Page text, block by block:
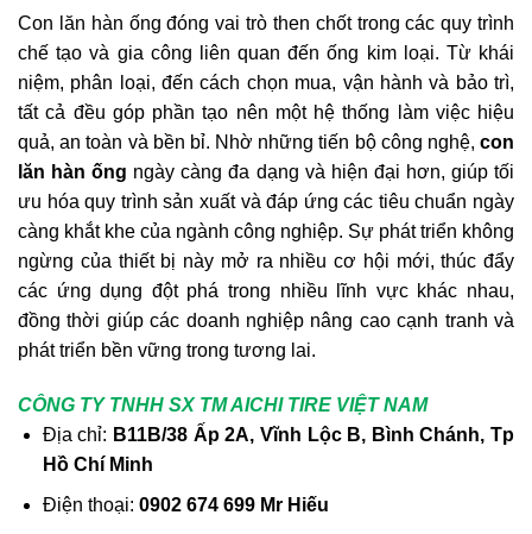
Con lăn hàn ống đóng vai trò then chốt trong các quy trình
chế tạo và gia công liên quan đến ống kim loại. Từ khái
niệm, phân loại, đến cách chọn mua, vận hành và bảo trì,
tất cả đều góp phần tạo nên một hệ thống làm việc hiệu
quả, an toàn và bền bỉ. Nhờ những tiến bộ công nghệ, con
lăn hàn ống ngày càng đa dạng và hiện đại hơn, giúp tối
ưu hóa quy trình sản xuất và đáp ứng các tiêu chuẩn ngày
càng khắt khe của ngành công nghiệp. Sự phát triển không
ngừng của thiết bị này mở ra nhiều cơ hội mới, thúc đẩy
các ứng dụng đột phá trong nhiều lĩnh vực khác nhau,
đồng thời giúp các doanh nghiệp nâng cao cạnh tranh và
phát triển bền vững trong tương lai.
CÔNG TY TNHH SX TM AICHI TIRE VIỆT NAM
Địa chỉ: B11B/38 Ấp 2A, Vĩnh Lộc B, Bình Chánh, Tp
Hồ Chí Minh
Điện thoại: 0902 674 699 Mr Hiếu